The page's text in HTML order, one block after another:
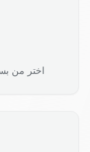
اختر من